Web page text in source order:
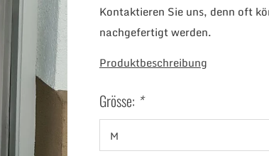
Kontaktieren Sie uns, denn oft
nachgefertigt werden.
Produktbeschreibung
Grösse: *